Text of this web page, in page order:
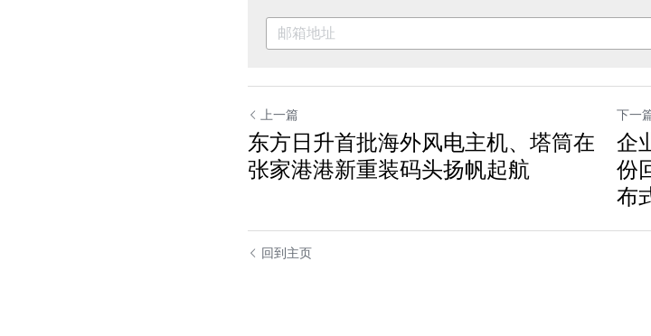
上一篇
东方日升首批海外风电主机、塔筒在
张家港港新重装码头扬帆起航
下一
企
份
布
回到主页